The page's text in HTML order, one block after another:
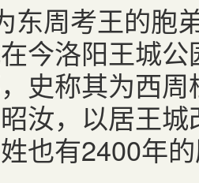
东周考王的胞
今洛阳王城
史称其为西
汝，以居王
也有2400年